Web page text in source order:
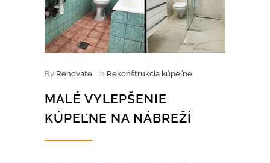
By Renovate In Rekonštrukcia kúpeľne
MALÉ VYLEPŠENIE
KÚPEĽNE NA NÁBREŽÍ